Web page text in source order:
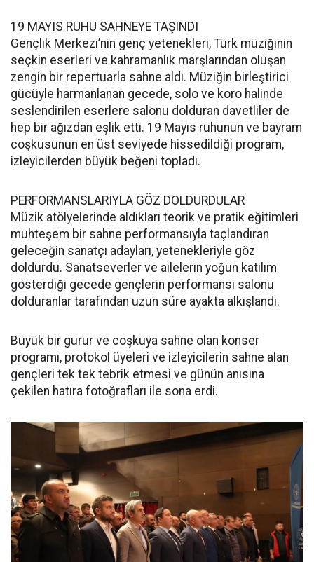
19 MAYIS RUHU SAHNEYE TAŞINDI
Gençlik Merkezi’nin genç yetenekleri, Türk müziğinin
seçkin eserleri ve kahramanlık marşlarından oluşan
zengin bir repertuarla sahne aldı. Müziğin birleştirici
gücüyle harmanlanan gecede, solo ve koro halinde
seslendirilen eserlere salonu dolduran davetliler de
hep bir ağızdan eşlik etti. 19 Mayıs ruhunun ve bayram
coşkusunun en üst seviyede hissedildiği program,
izleyicilerden büyük beğeni topladı.
PERFORMANSLARIYLA GÖZ DOLDURDULAR
Müzik atölyelerinde aldıkları teorik ve pratik eğitimleri
muhteşem bir sahne performansıyla taçlandıran
geleceğin sanatçı adayları, yetenekleriyle göz
doldurdu. Sanatseverler ve ailelerin yoğun katılım
gösterdiği gecede gençlerin performansı salonu
dolduranlar tarafından uzun süre ayakta alkışlandı.
Büyük bir gurur ve coşkuya sahne olan konser
programı, protokol üyeleri ve izleyicilerin sahne alan
gençleri tek tek tebrik etmesi ve günün anısına
çekilen hatıra fotoğrafları ile sona erdi.